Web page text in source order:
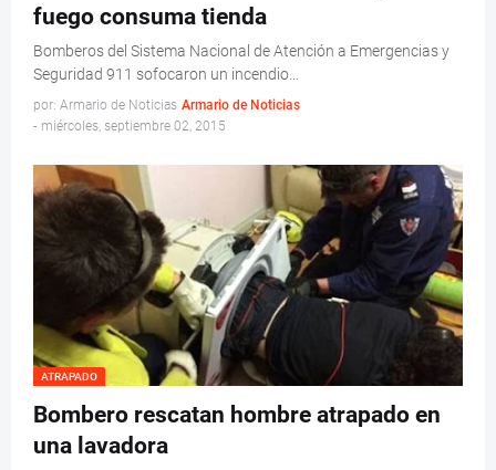
fuego consuma tienda
Bomberos del Sistema Nacional de Atención a Emergencias y
Seguridad 911 sofocaron un incendio…
por: Armario de Noticias Armario de Noticias
- miércoles, septiembre 02, 2015
ATRAPADO
Bombero rescatan hombre atrapado en
una lavadora